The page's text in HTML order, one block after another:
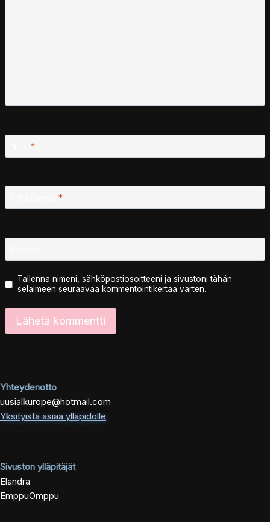
*
*
Tallenna nimeni, sähköpostiosoitteeni ja sivustoni tähän
selaimeen seuraavaa kommentointikertaa varten.
Yhteydenotto
uusialkurope@hotmail.com
Yksityistä asiaa ylläpidolle
Sivuston ylläpitäjät
Elandra
EmppuOmppu